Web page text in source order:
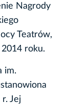
Nagrody
Teatrów,
roku.
im.
Jej